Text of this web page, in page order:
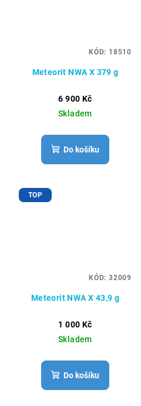
Meteorit NWA X 379 g
6 900 Kč
Skladem
Do košíku
KÓD: 18510
TOP
Meteorit NWA X 43,9 g
1 000 Kč
Skladem
Do košíku
KÓD:32009